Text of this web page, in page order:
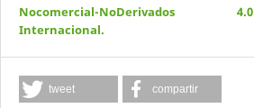
Nocomercial-NoDerivados 4.0
Internacional.
tweet compartir